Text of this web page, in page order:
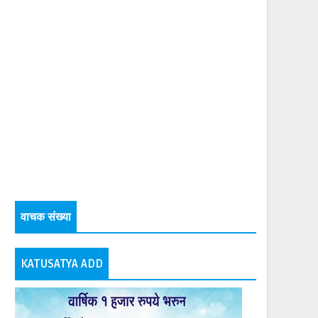
वाचक संख्या
KATUSATYA ADD